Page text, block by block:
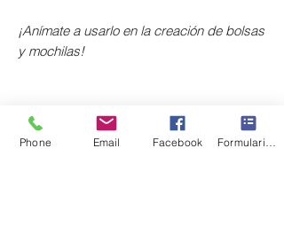
¡Anímate a usarlo en la creación de bolsas
y mochilas!
Composición: 100% poliéster.
Anchura: 145 cm.
Phone Email Facebook